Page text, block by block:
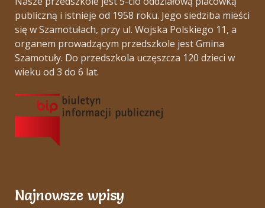
publiczną i istnieje od 1958 roku. Jego siedziba mieści
się w Szamotułach, przy ul. Wojska Polskiego 11, a
organem prowadzącym przedszkole jest Gmina
Szamotuły. Do przedszkola uczęszcza 120 dzieci w
wieku od 3 do 6 lat.
Najnowsze wpisy